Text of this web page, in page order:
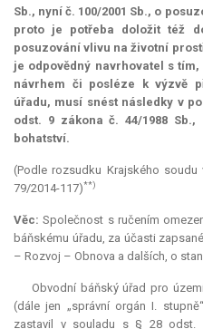
Sb., nyní č. 100/2001 Sb., o
proto je potřeba doložit též
posuzování vlivu na životní
je odpovědný navrhovatel s
návrhem či posléze k výzvě
úřadu, musí snést následky v
odst. 9 zákona č. 44/1988
bohatství.
(Podle rozsudku Krajského
79/2014-117)**)
Věc: Společnost s ručením
báňskému úřadu, za účasti
– Rozvoj – Obnova a dalších, o
Obvodní báňský úřad pro
(dále jen „správní orgán I.
zastavil v souladu s § 28 odst.